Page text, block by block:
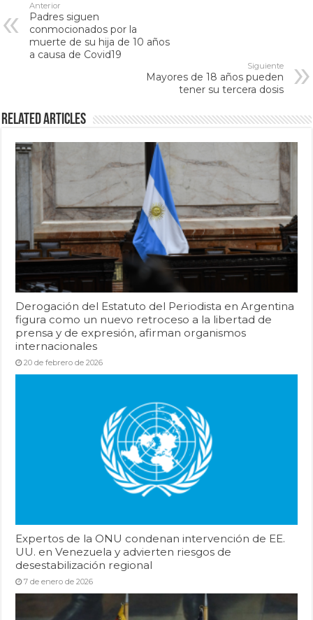
Anterior
Padres siguen
conmocionados por la
muerte de su hija de 10 años
a causa de Covid19
Siguiente
Mayores de 18 años pueden
tener su tercera dosis
Related Articles
Derogación del Estatuto del Periodista en Argentina
figura como un nuevo retroceso a la libertad de
prensa y de expresión, afirman organismos
internacionales
20 de febrero de 2026
Expertos de la ONU condenan intervención de EE.
UU. en Venezuela y advierten riesgos de
desestabilización regional
7 de enero de 2026